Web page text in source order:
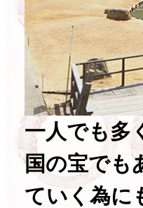
一人でも多
国の宝でも
ていく為に